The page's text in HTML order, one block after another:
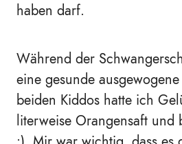
haben darf.
Während der
eine gesunde
beiden Kiddos hatte ich
literweise Orangensaft und